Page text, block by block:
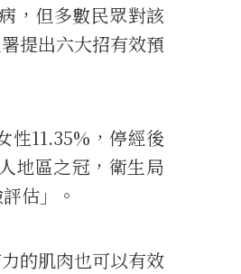
，但多數民眾對該
提出六大招有效預
性11.35%，停經後
地區之冠，衛生局
估」。
的肌肉也可以有效